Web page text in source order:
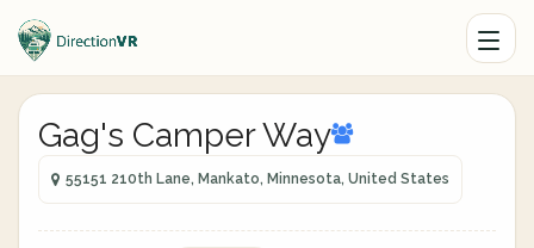
Gag's Camper Way
55151 210th Lane, Mankato, Minnesota, United States